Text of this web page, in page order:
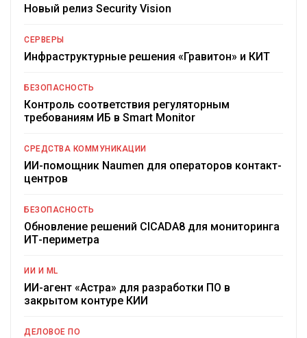
Новый релиз Security Vision
СЕРВЕРЫ
Инфраструктурные решения «Гравитон» и КИТ
БЕЗОПАСНОСТЬ
Контроль соответствия регуляторным
требованиям ИБ в Smart Monitor
СРЕДСТВА КОММУНИКАЦИИ
ИИ-помощник Naumen для операторов контакт-
центров
БЕЗОПАСНОСТЬ
Обновление решений CICADA8 для мониторинга
ИТ-периметра
ИИ И ML
ИИ-агент «Астра» для разработки ПО в
закрытом контуре КИИ
ДЕЛОВОЕ ПО